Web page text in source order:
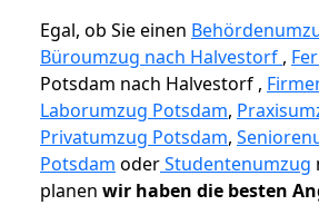
Egal, ob Sie einen
Büroumzug nach Halvestorf ,
Potsdam nach Halvestorf ,
Laborumzug Potsdam,
Privatumzug Potsdam,
Potsdam oderStudentenumzug
planen wir haben die besten